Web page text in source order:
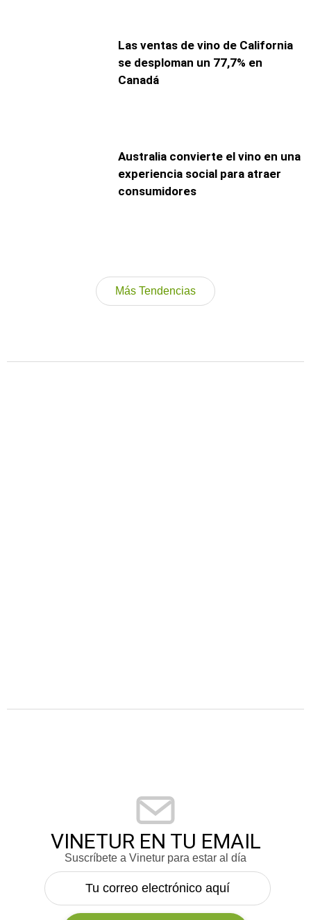
Las ventas de vino de California
se desploman un 77,7% en
Canadá
Australia convierte el vino en una
experiencia social para atraer
consumidores
Más Tendencias
VINETUR EN TU EMAIL
Suscríbete a Vinetur para estar al día